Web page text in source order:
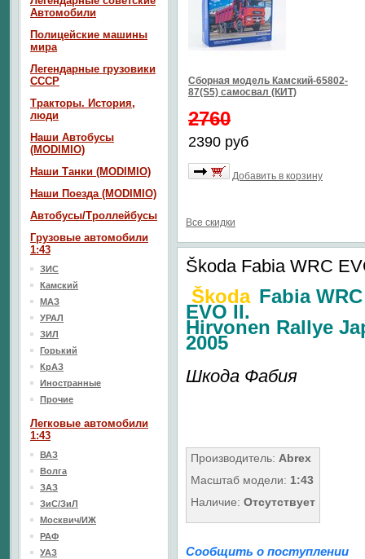
Сборная модель Камский-65802-
87(S5) самосвал (КИТ)
2760
2390 руб
Добавить в корзину
Все скидки
Škoda Fabia WRC
Škoda Fabia WRC
EVO II.
Hirvonen Rallye
2005
Шкода Фабия
Производитель: Abrex
Масштаб модели: 1:43
Наличие: Отсутствует
Сообщить о поступлении
Автомобили
Полицейские машины
мира
Легендарные грузовики
СССР
Тракторы. История,
люди
Наши Автобусы
(MODIMIO)
Наши Танки (MODIMIO)
Наши Поезда (MODIMIO)
Автобусы/Троллейбусы
Грузовые автомобили
1:43
ЗИС
Камский
МАЗ
УРАЛ
ЗИЛ
Горький
КрАЗ
Иностранные
Прочие
Легковые автомобили
1:43
ВАЗ
Волга
ЗАЗ
ЗиС/ЗиЛ
Москвич/ИЖ
РАФ
УАЗ